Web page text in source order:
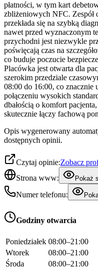
płatności, w tym kart
zbliżeniowych NFC. Zespół
przekłada się na szybką
nawet przed wyznaczonym
przychodni jest niezwykle
poświęcają czas na
co buduje poczucie
Placówka jest otwarta dla
szerokim przedziale
08:00 do 16:00, co znacznie
połączeniu wysokich
dbałością o komfort
skutecznie łączy fachową
Opis wygenerowany
dostępnych opinii.
Czytaj opinie:Zobacz
Strona www:
Pokaż
Numer telefonu:
Godziny otwarcia
Poniedziałek 08:00–21:00
Wtorek
08:00–21:00
Środa
08:00–21:00